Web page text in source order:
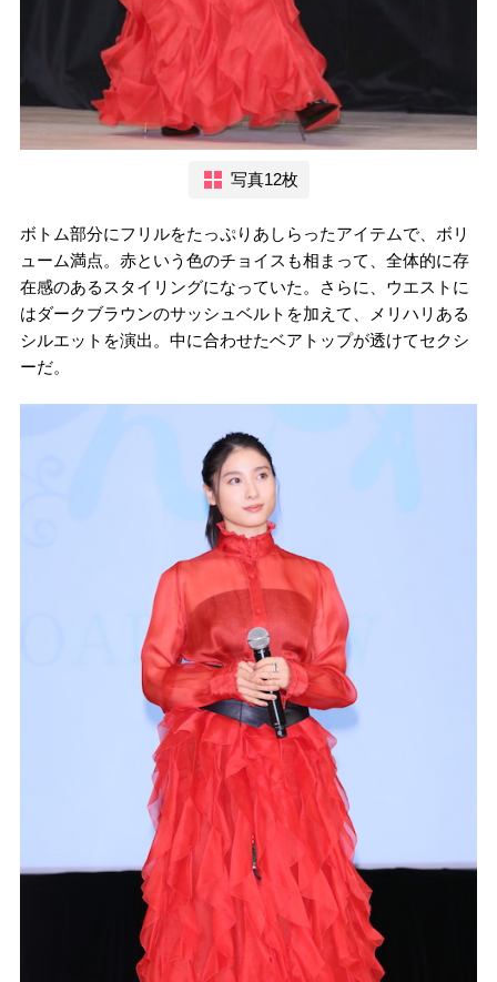
写真12枚
ボトム部分にフリルをたっぷりあしらったアイテムで、ボリ
ューム満点。赤という色のチョイスも相まって、全体的に存
在感のあるスタイリングになっていた。さらに、ウエストに
はダークブラウンのサッシュベルトを加えて、メリハリある
シルエットを演出。中に合わせたベアトップが透けてセクシ
ーだ。